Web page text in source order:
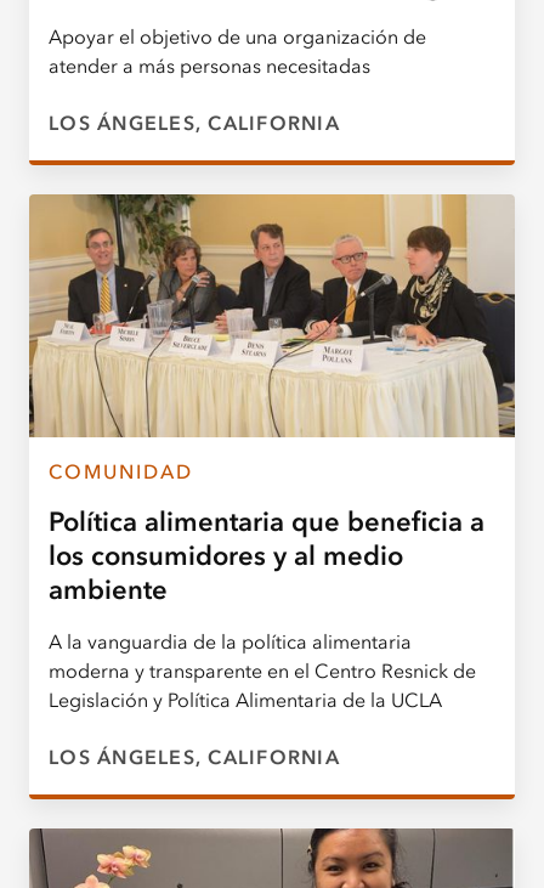
Apoyar el objetivo de una organización de
atender a más personas necesitadas
LOS ÁNGELES, CALIFORNIA
COMUNIDAD
Política alimentaria que beneficia a
los consumidores y al medio
ambiente
A la vanguardia de la política alimentaria
moderna y transparente en el Centro Resnick de
Legislación y Política Alimentaria de la UCLA
LOS ÁNGELES, CALIFORNIA